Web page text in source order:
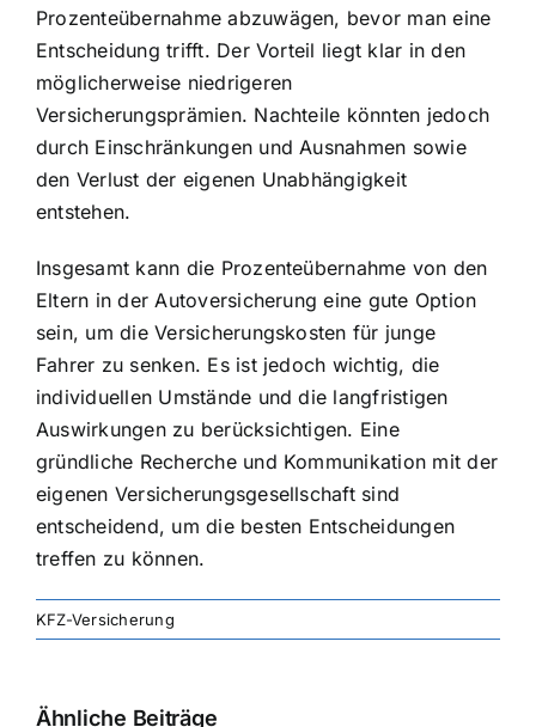
Prozenteübernahme abzuwägen, bevor man eine
Entscheidung trifft. Der Vorteil liegt klar in den
möglicherweise niedrigeren
Versicherungsprämien. Nachteile könnten jedoch
durch Einschränkungen und Ausnahmen sowie
den Verlust der eigenen Unabhängigkeit
entstehen.
Insgesamt kann die Prozenteübernahme von den
Eltern in der Autoversicherung eine gute Option
sein, um die Versicherungskosten für junge
Fahrer zu senken. Es ist jedoch wichtig, die
individuellen Umstände und die langfristigen
Auswirkungen zu berücksichtigen. Eine
gründliche Recherche und Kommunikation mit der
eigenen Versicherungsgesellschaft sind
entscheidend, um die besten Entscheidungen
treffen zu können.
KFZ-Versicherung
Ähnliche Beiträge